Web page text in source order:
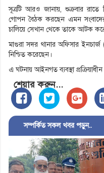
সূত্রটি আরও জানায়, শুক্রবার রাতে
গোপন বৈঠক করছেন এমন সংবাদের
চালিয়ে সেখান থেকে তাকে আটক
মাগুরা সদর থানার অফিসার
নিশ্চিত করেছেন।
এ ঘটনায় আইনগত ব্যবস্থা
শেয়ার করুন...
সম্পর্কিত সকল খবর পড়ুন..